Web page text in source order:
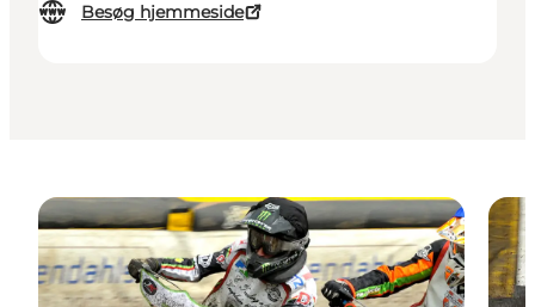
Besøg hjemmeside